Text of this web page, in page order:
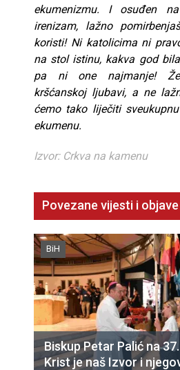
ekumenizmu. I osuđen
irenizam, lažno
koristi! Ni katolicima ni
na stol istinu, kakva god
pa ni one najmanje!
kršćanskoj ljubavi, a ne
ćemo tako liječiti
ekumenu.
Izvor: Crkva na kamenu
Povezane vijesti i objave
BiH
Biskup Petar Palić na
Krist je naš Izvor i